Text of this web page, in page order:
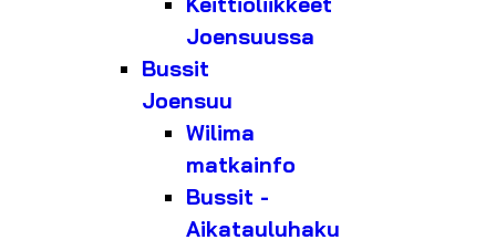
Joensuussa
Bussit
Joensuu
Wilima
matkainfo
Bussit -
Aikatauluhaku